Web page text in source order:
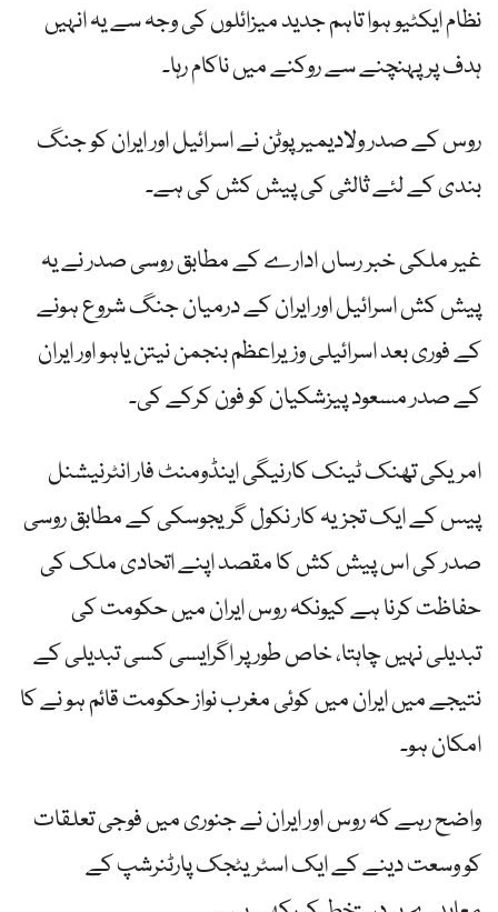
نظام ایکٹیو ہوا تاہم جدید میزائلوں کی وجہ سے یہ انہیں
ہدف پر پہنچنے سے روکنے میں ناکام رہا۔
روس کے صدر ولادیمیر پوٹن نے اسرائیل اور ایران کو جنگ
بندی کے لئے ثالثی کی پیش کش کی ہے۔
غیر ملکی خبر رساں ادارے کے مطابق روسی صدر نے یہ
پیش کش اسرائیل اور ایران کے درمیان جنگ شروع ہونے
کے فوری بعد اسرائیلی وزیراعظم بنجمن نیتن یاہو اور ایران
کے صدر مسعود پیزشکیان کو فون کرکے کی۔
امریکی تھنک ٹینک کارنیگی اینڈومنٹ فار انٹرنیشنل
پیس کے ایک تجزیہ کار نکول گریجوسکی کے مطابق روسی
صدر کی اس پیش کش کا مقصد اپنے اتحادی ملک کی
حفاظت کرنا ہے کیونکہ روس ایران میں حکومت کی
تبدیلی نہیں چاہتا، خاص طور پر اگرایسی کسی تبدیلی کے
نتیجے میں ایران میں کوئی مغرب نواز حکومت قائم ہو نے کا
امکان ہو۔
واضح رہے کہ روس اور ایران نے جنوری میں فوجی تعلقات
کو وسعت دینے کے ایک اسٹریٹجک پارٹنرشپ کے